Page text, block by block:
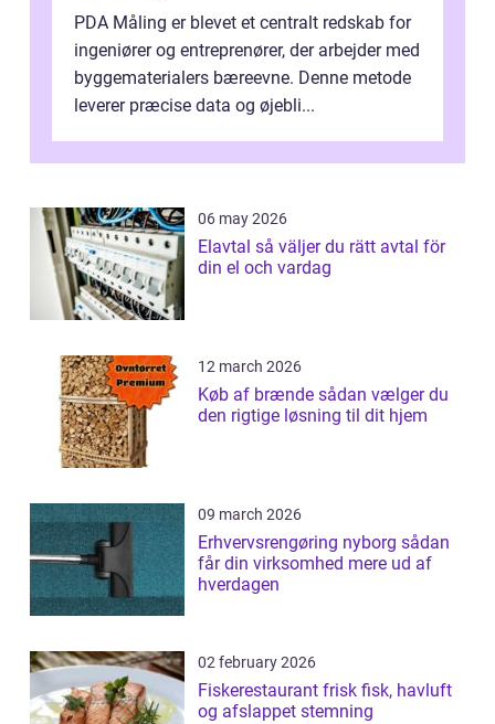
PDA Måling er blevet et centralt redskab for
ingeniører og entreprenører, der arbejder med
byggematerialers bæreevne. Denne metode
leverer præcise data og øjebli...
06 may 2026
Elavtal så väljer du rätt avtal för
din el och vardag
12 march 2026
Køb af brænde sådan vælger du
den rigtige løsning til dit hjem
09 march 2026
Erhvervsrengøring nyborg sådan
får din virksomhed mere ud af
hverdagen
02 february 2026
Fiskerestaurant frisk fisk, havluft
og afslappet stemning